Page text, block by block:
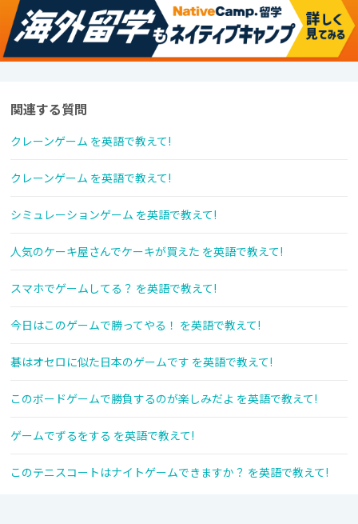
関連する質問
クレーンゲーム を英語で教えて!
クレーンゲーム を英語で教えて!
シミュレーションゲーム を英語で教えて!
人気のケーキ屋さんでケーキが買えた を英語で教えて!
スマホでゲームしてる？ を英語で教えて!
今日はこのゲームで勝ってやる！ を英語で教えて!
碁はオセロに似た日本のゲームです を英語で教えて!
このボードゲームで勝負するのが楽しみだよ を英語で教えて!
ゲームでずるをする を英語で教えて!
このテニスコートはナイトゲームできますか？ を英語で教えて!